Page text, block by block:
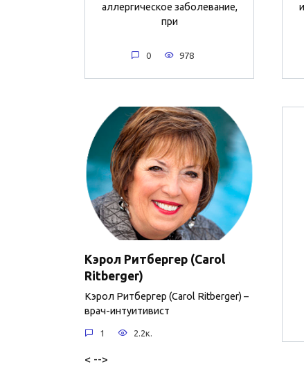
аллергическое заболевание,
при
0 978
Кэрол Ритбергер (Carol
Ritberger)
Кэрол Ритбергер (Carol Ritberger) –
врач-интуитивист
1 2.2к.
< -->